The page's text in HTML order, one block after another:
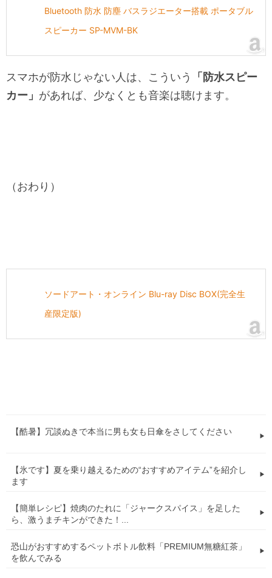
Bluetooth 防水 防塵 バスラジエーター搭載 ポータブル
スピーカー SP-MVM-BK
スマホが防水じゃない人は、こういう
「防水スピー
カー」 があれば、少なくとも音楽は聴けます。
（おわり）
ソードアート・オンライン Blu-ray Disc BOX(完全生
産限定版)
【酷暑】冗談ぬきで本当に男も女も日傘をさしてください
【氷です】夏を乗り越えるための“おすすめアイテム”を紹介し
ます
【簡単レシピ】焼肉のたれに「ジャークスパイス」を足した
ら、激うまチキンができた！...
恐山がおすすめするペットボトル飲料「PREMIUM無糖紅茶」
を飲んでみる